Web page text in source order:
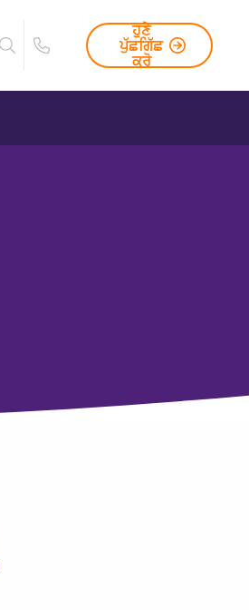
ਹੁਣੇ
ਪੁੱਛਗਿੱਛ
ਕਰੋ